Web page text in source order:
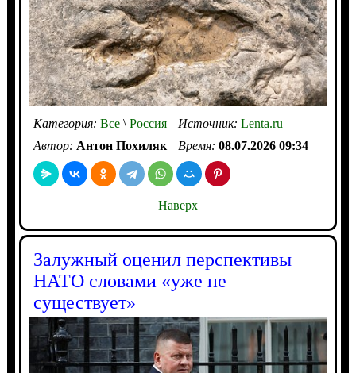
Категория: Все\Россия Источник: Lenta.ru
Автор: Антон Похиляк Время: 08.07.2026 09:34
Наверх
Залужный оценил перспективы
НАТО словами «уже не
существует»